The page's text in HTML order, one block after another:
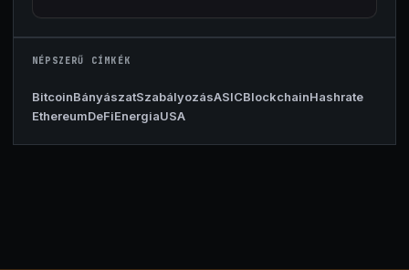
NÉPSZERŰ CÍMKÉK
BitcoinBányászatSzabályozásASICBlockchainHashrate
EthereumDeFiEnergiaUSA